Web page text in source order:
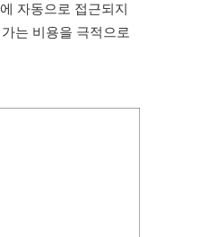
자동으로 접근되지
는 비용을 극적으로